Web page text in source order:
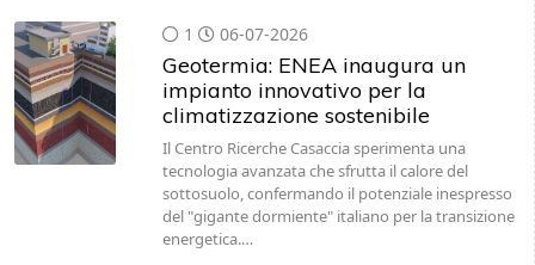
1 06-07-2026
Geotermia: ENEA inaugura un
impianto innovativo per la
climatizzazione sostenibile
Il Centro Ricerche Casaccia sperimenta una
tecnologia avanzata che sfrutta il calore del
sottosuolo, confermando il potenziale inespresso
del "gigante dormiente" italiano per la transizione
energetica.…